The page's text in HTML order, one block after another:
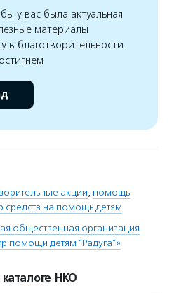
у вас была актуальная
материалы
в благотворительности.
акции, помощь
средств на помощь детям
общественная организация
помощи детям "Радуга"»
НКО